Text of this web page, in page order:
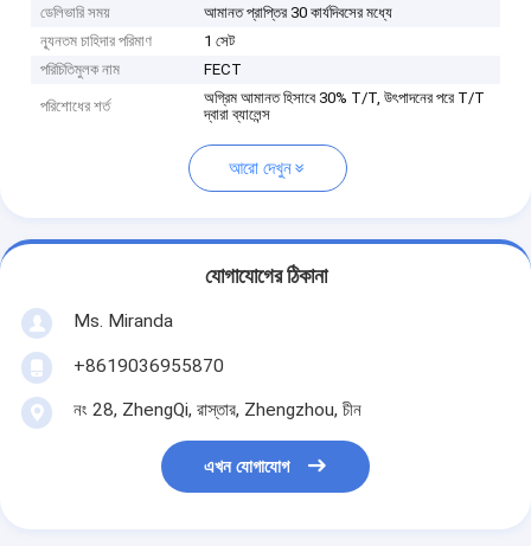
ডেলিভারি সময়
আমানত প্রাপ্তির 30 কার্যদিবসের মধ্যে
ন্যূনতম চাহিদার পরিমাণ
1 সেট
পরিচিতিমুলক নাম
FECT
পরিশোধের শর্ত
অগ্রিম আমানত হিসাবে 30% T/T, উৎপাদনের পরে T/T
দ্বারা ব্যালেন্স
আরো দেখুন
যোগাযোগের ঠিকানা
Ms. Miranda
+8619036955870
নং 28, ZhengQi, রাস্তার, Zhengzhou, চীন
এখন যোগাযোগ